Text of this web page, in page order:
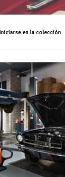
en la colección